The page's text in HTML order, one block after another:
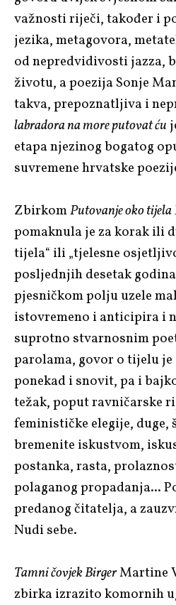
važnosti riječi, također i
jezika, metagovora,
od nepredvidivosti jazza,
životu, a poezija Sonje
takva, prepoznatljiva i
labradora na more putovat ću
etapa njezinog bogatog
suvremene hrvatske
ZbirkomPutovanje oko tijela
pomaknula je za korak ili
tijela“ ili „tjelesne
posljednjih desetak
pjesničkom polju uzele
istovremeno i anticipira i
suprotno stvarnosnim
parolama, govor o tijelu je
ponekad i snovit, pa i
težak, poput ravničarske
feminističke elegije, duge,
bremenite iskustvom,
postanka, rasta,
polaganog propadanja...
predanog čitatelja, a
Nudi sebe.
Tamni čovjek BirgerMartine
zbirka izrazito komornih